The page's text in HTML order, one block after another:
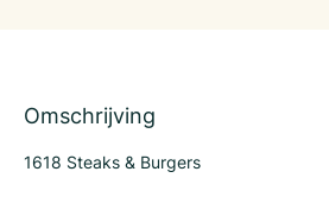
Omschrijving
1618 Steaks & Burgers